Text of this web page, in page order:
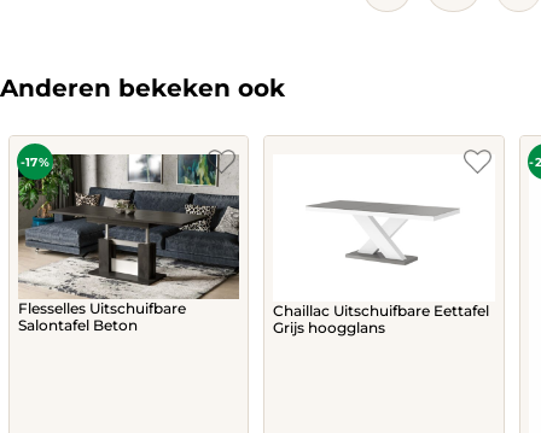
Anderen bekeken ook
-17%
Flesselles Uitschuifbare
Salontafel Beton
Chaillac Uitschuifbare Eettafel
Grijs hoogglans
-